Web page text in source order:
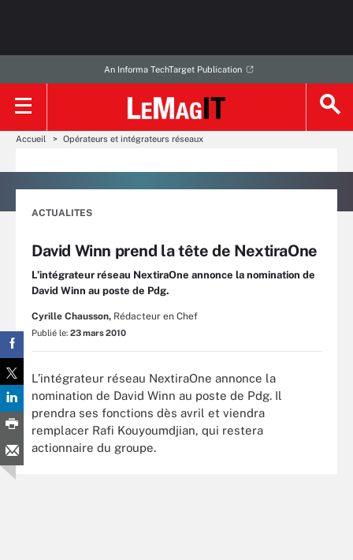
An Informa TechTarget Publication
Accueil Opérateurs et intégrateurs réseaux
ACTUALITES
David Winn prend la tête de NextiraOne
L’intégrateur réseau NextiraOne annonce la nomination de
David Winn au poste de Pdg.
Cyrille Chausson, Rédacteur en Chef
Publié le: 23 mars 2010
L’intégrateur réseau NextiraOne annonce la
nomination de David Winn au poste de Pdg. Il
prendra ses fonctions dès avril et viendra
remplacer Rafi Kouyoumdjian, qui restera
actionnaire du groupe.